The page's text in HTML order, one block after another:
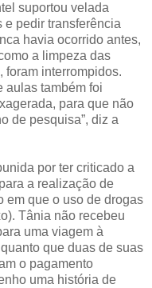
suportou velada
e pedir transferência
havia ocorrido antes,
a limpeza das
foram interrompidos.
aulas também foi
para que não
de pesquisa”, diz a
por ter criticado a
a realização de
em que o uso de drogas
Tânia não recebeu
uma viagem à
que duas de suas
o pagamento
uma história de